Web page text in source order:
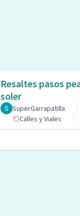
Resaltes pasos
soler
SuperGarrapatilla
Calles y Viales